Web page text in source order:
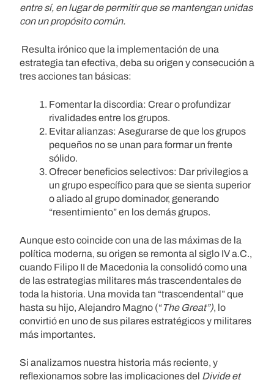
entre sí, en lugar de permitir que se mantengan unidas
con un propósito común.
Resulta irónico que la implementación de una
estrategia tan efectiva, deba su origen y consecución a
tres acciones tan básicas:
Fomentar la discordia: Crear o profundizar
rivalidades entre los grupos.
Evitar alianzas: Asegurarse de que los grupos
pequeños no se unan para formar un frente
sólido.
Ofrecer beneficios selectivos: Dar privilegios a
un grupo específico para que se sienta superior
o aliado al grupo dominador, generando
“resentimiento” en los demás grupos.
Aunque esto coincide con una de las máximas de la
política moderna, su origen se remonta al siglo IV a.C.,
cuando Filipo II de Macedonia la consolidó como una
de las estrategias militares más trascendentales de
toda la historia. Una movida tan “trascendental” que
hasta su hijo, Alejandro Magno (“The Great”), lo
convirtió en uno de sus pilares estratégicos y militares
más importantes.
Si analizamos nuestra historia más reciente, y
reflexionamos sobre las implicaciones del Divide et